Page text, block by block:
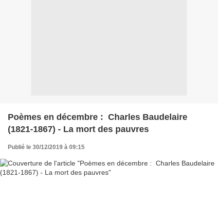
Poèmes en décembre : Charles Baudelaire
(1821-1867) - La mort des pauvres
Publié le 30/12/2019 à 09:15